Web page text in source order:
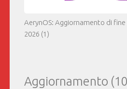
AerynOS: Aggiornamento di
2026 (1)
Aggiornamento